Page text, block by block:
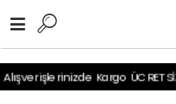
Kargo ÜCRETSİZ!